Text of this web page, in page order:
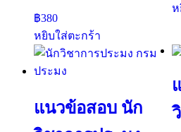
฿380
หยิบใส่ตะกร้า
ห
แนวข้อสอบ นัก